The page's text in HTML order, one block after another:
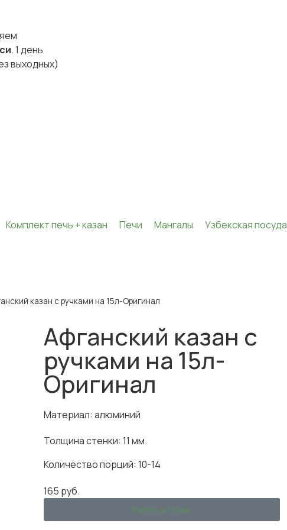
. 1 день
выходных)
Комплект печь + казан Печи Мангалы Узбекская посуда
казан с ручками на 15л-Оригинал
Афганский казан с
ручками на 15л-
Оригинал
Материал: алюминий
Толщина стенки: 11 мм.
Количество порций: 10-14
165 руб.
Купить в 1 клик